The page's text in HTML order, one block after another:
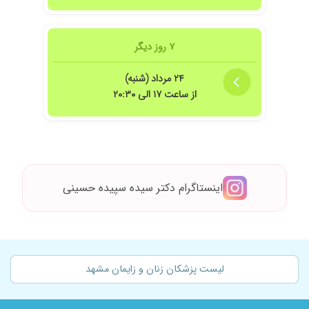
۷ روز دیگر
۲۴ مرداد (شنبه)
از ساعت ۱۷ الی ۲۰:۳۰
اینستاگرام دکتر سیده سپیده حسینی
لیست پزشکان زنان و زایمان مشهد